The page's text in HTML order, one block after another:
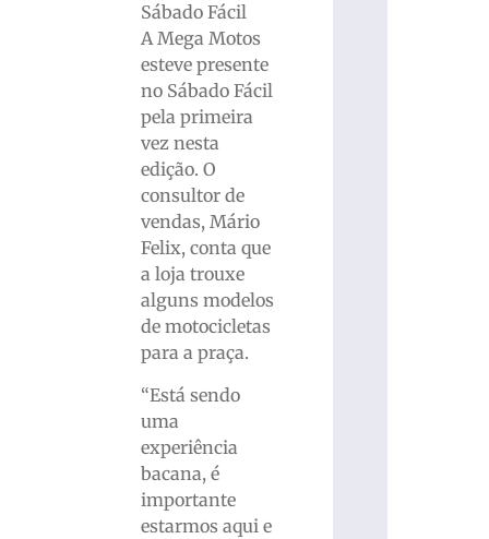
Sábado Fácil
A Mega Motos
esteve presente
no Sábado Fácil
pela primeira
vez nesta
edição. O
consultor de
vendas, Mário
Felix, conta que
a loja trouxe
alguns modelos
de motocicletas
para a praça.
“Está sendo
uma
experiência
bacana, é
importante
estarmos aqui e